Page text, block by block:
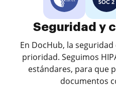
Seguridad y
En DocHub, la
prioridad. Seguimos
estándares, para que
documentos